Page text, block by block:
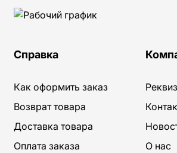
Справка
Как оформить заказ
Возврат товара
Доставка товара
Оплата заказа
О нас